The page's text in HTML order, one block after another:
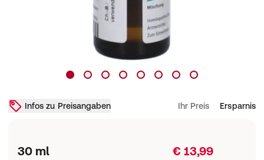
Infos zu Preisangaben Ihr Preis Ersparnis
30 ml € 13,99